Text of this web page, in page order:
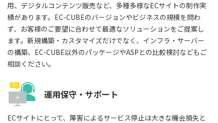
用、デジタルコンテンツ販売など、多種多様なECサイトの制作実
績があります。EC-CUBEのバージョンやビジネスの規模を問わ
ず、お客様のご要望に合わせて最適なソリューションをご提案し
ます。新規構築・カスタマイズだけでなく、インフラ・サーバー
の構築、EC-CUBE以外のパッケージやASPとの比較検討などもご
相談ください。
運用保守・サポート
ECサイトにとって、障害によるサービス停止は大きな機会損失と